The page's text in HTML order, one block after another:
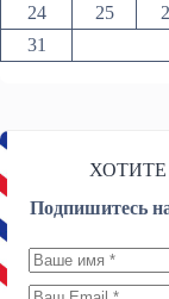
24
25
31
Подпишитесь